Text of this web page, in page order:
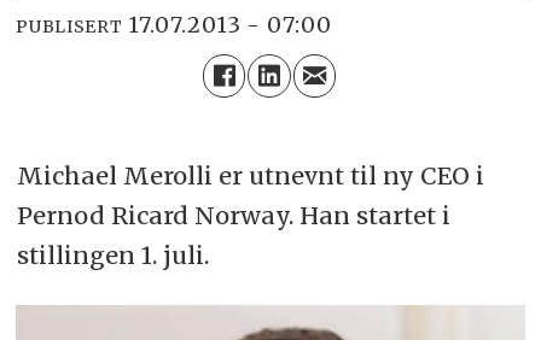
PUBLISERT 17.07.2013 - 07:00
Michael Merolli er utnevnt til ny CEO i
Pernod Ricard Norway. Han startet i
stillingen 1. juli.